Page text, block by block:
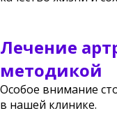
Лечение
методикой
Особое внимание
в нашей клинике.